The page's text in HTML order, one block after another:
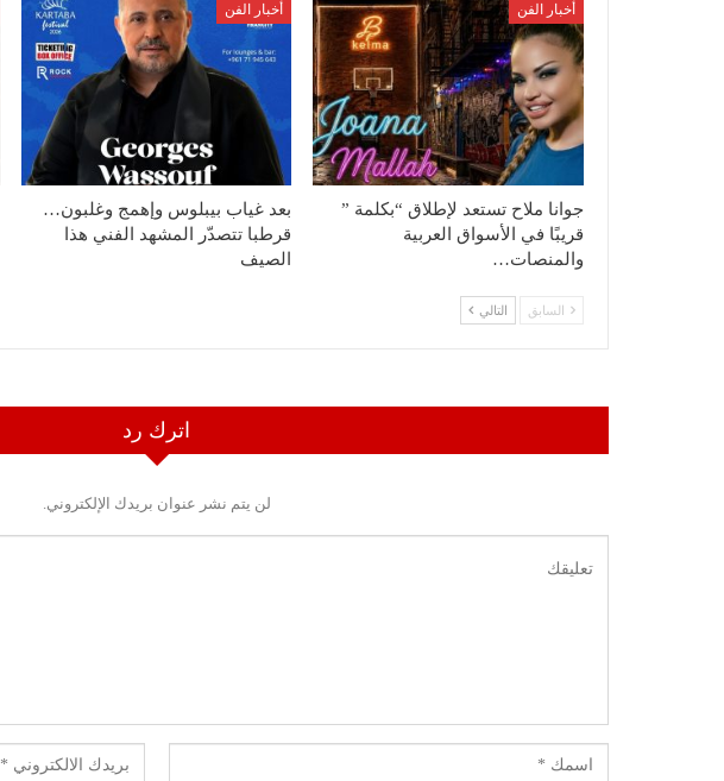
أخبار الفن
جوانا ملاح تستعد لإطلاق “بكلمة ”
قريبًا في الأسواق العربية
والمنصات…
أخبار الفن
بعد غياب بيبلوس وإهمج وغلبون…
قرطبا تتصدّر المشهد الفني هذا
الصيف
السابق التالي
اترك رد
لن يتم نشر عنوان بريدك الإلكتروني.